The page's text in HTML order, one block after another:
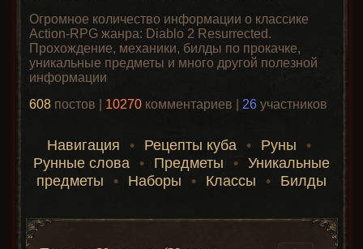
Огромное количество информации о классике
Action-RPG жанра: Diablo 2 Resurrected.
Прохождение, механики, билды по прокачке,
уникальные предметы и много другой полезной
информации
608 постов | 10270 комментариев | 26 участников
Навигация • Рецепты куба • Руны
•
Рунные слова
• Предметы • Уникальные
предметы
• Наборы • Классы • Билды